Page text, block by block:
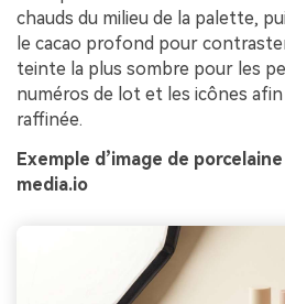
chauds du milieu de la palette,
le cacao profond pour
teinte la plus sombre pour les
numéros de lot et les icônes
raffinée.
Exemple d’image de
media.io